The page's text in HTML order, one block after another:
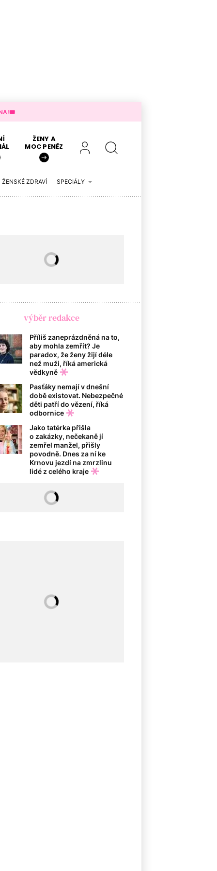
ŽENY A
MOC PENĚZ
ŽENSKÉ ZDRAVÍ SPECIÁLY
výběr redakce
Příliš zaneprázdněná na to,
aby mohla zemřít? Je
paradox, že ženy žijí déle
než muži, říká americká
vědkyně
Pasťáky nemají v dnešní
době existovat. Nebezpečné
děti patří do vězení, říká
odbornice
Jako tatérka přišla
o zakázky, nečekaně jí
zemřel manžel, přišly
povodně. Dnes za ní ke
Krnovu jezdí na zmrzlinu
lidé z celého kraje